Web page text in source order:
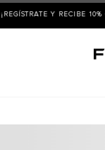
¡REGÍSTRATE Y RECIBE